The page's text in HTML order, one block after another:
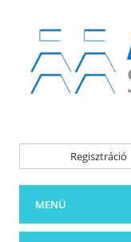
Regisztráció
MENÜ